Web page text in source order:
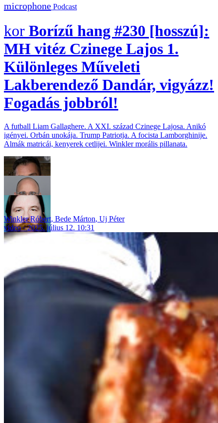
Podcast
Borízű hang #230 [hosszú]:
MH vitéz Czinege Lajos 1.
Különleges Műveleti
Lakberendező Dandár, vigyázz!
Fogadás jobbról!
A futball Liam Gallaghere. A XXI. század Czinege Lajosa. Anikó
igényei. Orbán unokája. Trump Patriotja. A focista Lamborghinije.
Almák matricái, kenyerek cetlijei. Winkler morális pillanata.
Winkler Róbert, Bede Márton, Uj Péter
video
2025. július 12. 10:31